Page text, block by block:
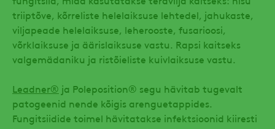
triiptõve, kõrreliste helelaiksuse lehtedel, jahukaste,
viljapeade helelaiksuse, leherooste, fusarioosi,
võrklaiksuse ja äärislaiksuse vastu. Rapsi kaitseks
valgemädaniku ja ristõieliste kuivlaiksuse vastu.
Leadner® ja Poleposition® segu hävitab tugevalt
patogeenid nende kõigis arenguetappides.
Fungitsiidide toimel hävitatakse infektsioonid kiiresti